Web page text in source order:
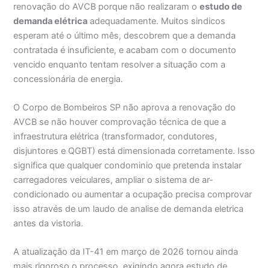
renovação do AVCB porque não realizaram oestudo de
demanda elétrica adequadamente. Muitos sindicos
esperam até o último mês, descobrem que a demanda
contratada é insuficiente, e acabam com o documento
vencido enquanto tentam resolver a situação com a
concessionária de energia.
O Corpo de Bombeiros SP não aprova a renovação do
AVCB se não houver comprovação técnica de que a
infraestrutura elétrica (transformador, condutores,
disjuntores e QGBT) está dimensionada corretamente. Isso
significa que qualquer condominio que pretenda instalar
carregadores veiculares, ampliar o sistema de ar-
condicionado ou aumentar a ocupação precisa comprovar
isso através de um laudo de analise de demanda eletrica
antes da vistoria.
A atualização da IT-41 em março de 2026 tornou ainda